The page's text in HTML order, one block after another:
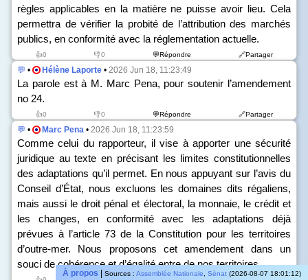
règles applicables en la matière ne puisse avoir lieu. Cela
permettra de vérifier la probité de l’attribution des marchés
publics, en conformité avec la réglementation actuelle.
👍0 👎0 💬Répondre 🔗Partager
💬 • Hélène Laporte • 2026 Jun 18, 11:23:49
La parole est à M. Marc Pena, pour soutenir l’amendement
no 24.
👍0 👎0 💬Répondre 🔗Partager
💬 • Marc Pena • 2026 Jun 18, 11:23:59
Comme celui du rapporteur, il vise à apporter une sécurité
juridique au texte en précisant les limites constitutionnelles
des adaptations qu’il permet. En nous appuyant sur l’avis du
Conseil d’État, nous excluons les domaines dits régaliens,
mais aussi le droit pénal et électoral, la monnaie, le crédit et
les changes, en conformité avec les adaptations déjà
prévues à l’article 73 de la Constitution pour les territoires
d’outre-mer. Nous proposons cet amendement dans un
souci de cohérence et d’égalité entre de nos territoires.
À propos Sources : Assemblée Nationale Sénat (2026-08-07 18:01:12)